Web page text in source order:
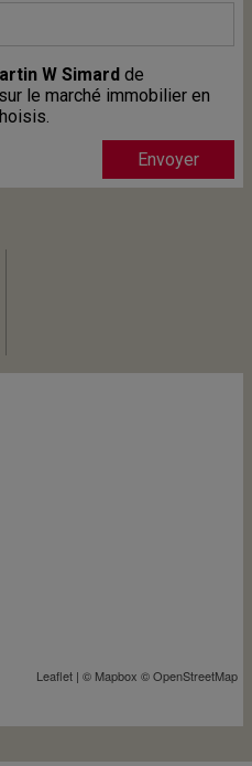
W Simard de
le marché immobilier en
Leaflet | © Mapbox ©OpenStreetMap